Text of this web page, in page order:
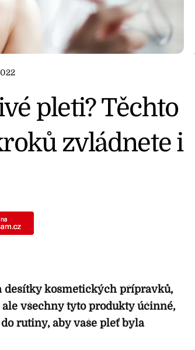
pleti? Těchto
zvládnete i
desítky kosmetických přípravků,
všechny tyto produkty účinné,
rutiny, aby vaše pleť byla